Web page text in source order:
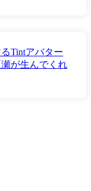
Tintアバター
が生んでくれ